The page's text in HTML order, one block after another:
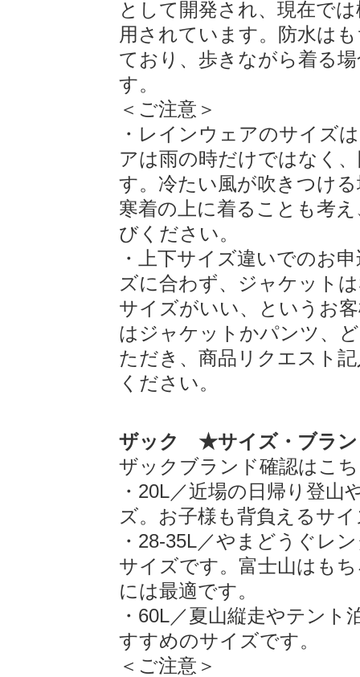
として開発され、現在で
用されています。防水は
ており、歩きながら着る
す。
＜ご注意＞
・レインウェアのサイズ
アは雨の時だけではなく
す。冷たい風が吹きつけ
寒着の上に着ることも考
びください。
・上下サイズ違いでのお
ズに合わず、ジャケット
サイズがいい、というお
はジャケットかパンツ、
ただき、商品リクエスト
ください。
ザック ★サイズ・ブラン
ザックブランド確認はこ
・20L／近場の日帰り登
ズ。お子様も背負えるサ
・28-35L／やまどうぐレ
サイズです。富士山はも
には最適です。
・60L／夏山縦走やテン
すすめのサイズです。
＜ご注意＞